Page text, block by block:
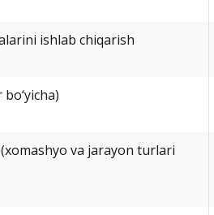
ishlab chiqarish
va jarayon turlari